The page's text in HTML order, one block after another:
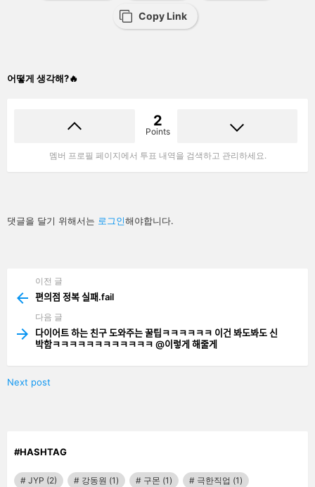
Copy Link
어떻게 생각해?🔥
2
Points
멤버 프로필 페이지에서 투표 내역을 검색하고 관리하세요.
답
글
댓글을 달기 위해서는 로그인해야합니다.
more
이전 글
편의점 정복 실패.fail
다음 글
다이어트 하는 친구 도와주는 꿀팁ㅋㅋㅋㅋㅋㅋ 이건 봐도봐도 신
박함ㅋㅋㅋㅋㅋㅋㅋㅋㅋㅋㅋㅋ @이렇게 해줄게
Next post
#HASHTAG
JYP (2) 강동원 (1) 구몬 (1) 극한직업 (1)